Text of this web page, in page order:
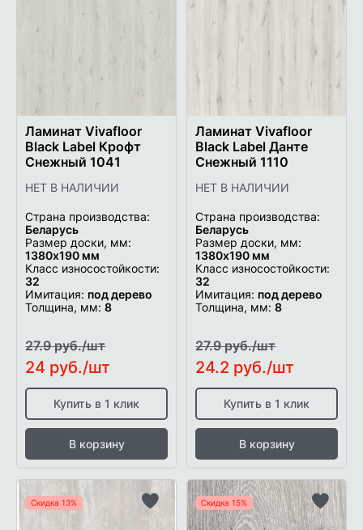
список
Ламинат Vivafloor
Black Label Крофт
Снежный 1041
НЕТ В НАЛИЧИИ
Страна производства:
Беларусь
Размер доски, мм:
1380х190 мм
Класс износостойкости:
32
Имитация: под дерево
Толщина, мм:8
27.9 руб./шт
24 руб./шт
Купить в 1 клик
В корзину
Ламинат Vivafloor
Black Label Данте
Снежный 1110
НЕТ В НАЛИЧИИ
Страна производства:
Беларусь
Размер доски, мм:
1380х190 мм
Класс износостойкости:
32
Имитация: под дерево
Толщина, мм:8
27.9 руб./шт
24.2 руб./шт
Купить в 1 клик
В корзину
Скидка 13%
Добавить
Скидка 15%
в